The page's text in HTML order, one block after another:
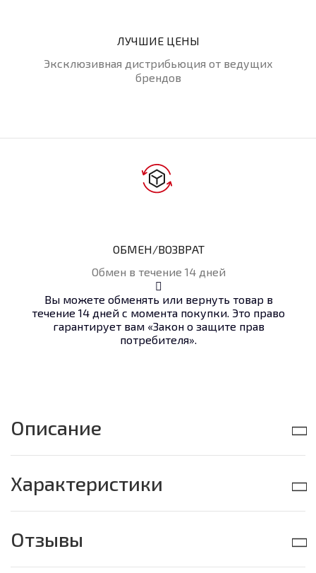
ЛУЧШИЕ ЦЕНЫ
Эксклюзивная дистрибьюция от ведущих
брендов
ОБМЕН/ВОЗВРАТ
Обмен в течение 14 дней
Вы можете обменять или вернуть товар в
течение 14 дней с момента покупки. Это право
гарантирует вам «Закон о защите прав
потребителя».
Описание
Характеристики
Отзывы